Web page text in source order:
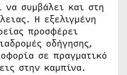
να συμβάλει και στη
Η εξελιγμένη
προσφέρει
οδήγησης,
σε πραγματικό
στην καμπίνα.